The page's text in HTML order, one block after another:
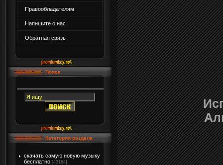
Правообладателям
Напишите о нас
Обратная связь
Поиск
Категории раздела
скачать самую новую музыку
бесплатно [43164]